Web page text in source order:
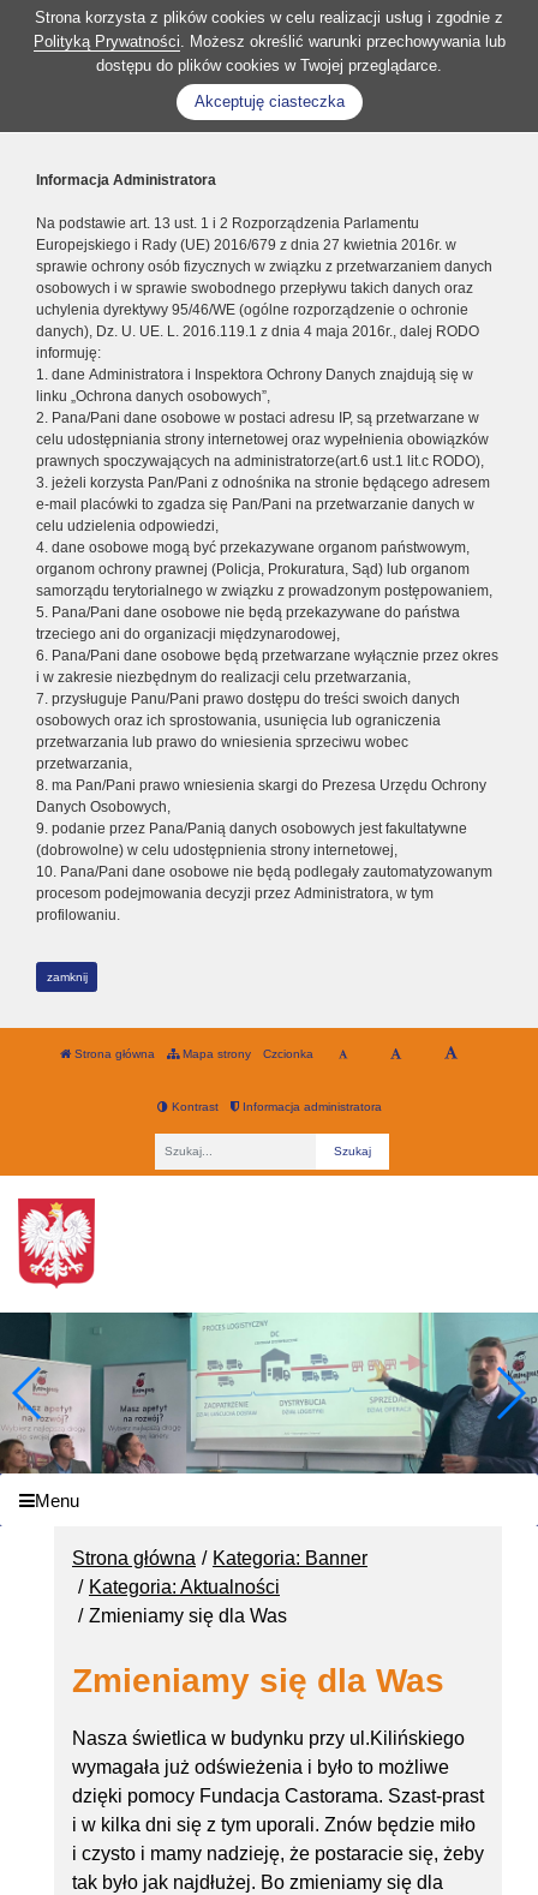
Strona korzysta z plików cookies w celu realizacji usług i zgodnie z
Polityką Prywatności. Możesz określić warunki przechowywania lub
dostępu do plików cookies w Twojej przeglądarce.
Akceptuję ciasteczka
Informacja Administratora
Na podstawie art. 13 ust. 1 i 2 Rozporządzenia Parlamentu
Europejskiego i Rady (UE) 2016/679 z dnia 27 kwietnia 2016r. w
sprawie ochrony osób fizycznych w związku z przetwarzaniem danych
osobowych i w sprawie swobodnego przepływu takich danych oraz
uchylenia dyrektywy 95/46/WE (ogólne rozporządzenie o ochronie
danych), Dz. U. UE. L. 2016.119.1 z dnia 4 maja 2016r., dalej RODO
informuję:
1. dane Administratora i Inspektora Ochrony Danych znajdują się w
linku „Ochrona danych osobowych”,
2. Pana/Pani dane osobowe w postaci adresu IP, są przetwarzane w
celu udostępniania strony internetowej oraz wypełnienia obowiązków
prawnych spoczywających na administratorze(art.6 ust.1 lit.c RODO),
3. jeżeli korzysta Pan/Pani z odnośnika na stronie będącego adresem
e-mail placówki to zgadza się Pan/Pani na przetwarzanie danych w
celu udzielenia odpowiedzi,
4. dane osobowe mogą być przekazywane organom państwowym,
organom ochrony prawnej (Policja, Prokuratura, Sąd) lub organom
samorządu terytorialnego w związku z prowadzonym postępowaniem,
5. Pana/Pani dane osobowe nie będą przekazywane do państwa
trzeciego ani do organizacji międzynarodowej,
6. Pana/Pani dane osobowe będą przetwarzane wyłącznie przez okres
i w zakresie niezbędnym do realizacji celu przetwarzania,
7. przysługuje Panu/Pani prawo dostępu do treści swoich danych
osobowych oraz ich sprostowania, usunięcia lub ograniczenia
przetwarzania lub prawo do wniesienia sprzeciwu wobec
przetwarzania,
8. ma Pan/Pani prawo wniesienia skargi do Prezesa Urzędu Ochrony
Danych Osobowych,
9. podanie przez Pana/Panią danych osobowych jest fakultatywne
(dobrowolne) w celu udostępnienia strony internetowej,
10. Pana/Pani dane osobowe nie będą podlegały zautomatyzowanym
procesom podejmowania decyzji przez Administratora, w tym
profilowaniu.
zamknij
Strona główna Mapa strony Czcionka
Kontrast Informacja administratora
Menu
Strona główna
Kategoria: Banner
Kategoria: Aktualności
Zmieniamy się dla Was
Zmieniamy się dla Was
Nasza świetlica w budynku przy ul.Kilińskiego
wymagała już odświeżenia i było to możliwe
dzięki pomocy Fundacja Castorama. Szast-prast
i w kilka dni się z tym uporali. Znów będzie miło
i czysto i mamy nadzieję, że postaracie się, żeby
tak było jak najdłużej. Bo zmieniamy się dla